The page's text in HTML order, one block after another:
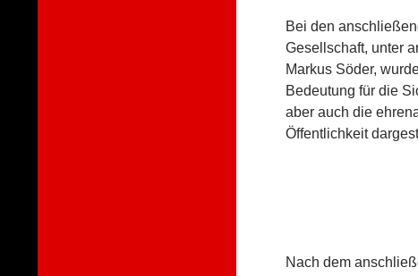
Bei den
Gesellschaft, unter
Markus Söder,
Bedeutung für die
aber auch die
Öffentlichkeit
Nach dem